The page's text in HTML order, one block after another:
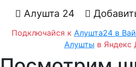
Алушта 24
Подключайся к Алушта24 в
Алушты в Яндекс